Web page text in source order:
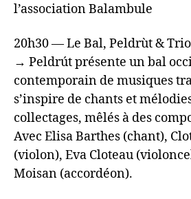
l’association Balambule
20h30 — Le Bal, Peldrùt &
→ Peldrút présente un bal
contemporain de musiques
s’inspire de chants et
collectages, mêlés à des
Avec Elisa Barthes (chant),
(violon), Eva Cloteau
Moisan (accordéon).